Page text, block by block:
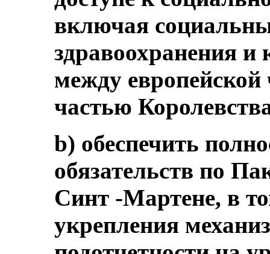
включая
здравоохранения
между
частью
b) обеспечить
обязательств по
Синт -Мартене, в
укрепления